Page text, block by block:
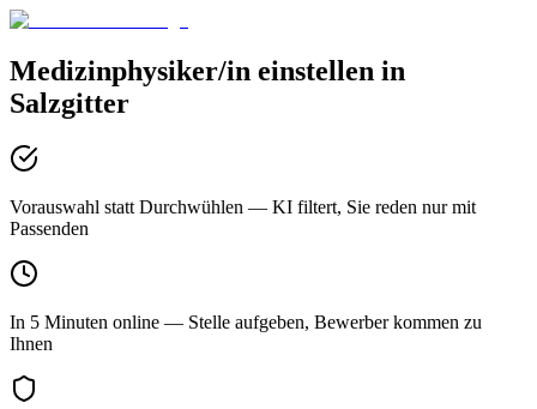
Medizinphysiker/in einstellen in
Salzgitter
Vorauswahl statt Durchwühlen — KI filtert, Sie reden nur mit
Passenden
In 5 Minuten online — Stelle aufgeben, Bewerber kommen zu
Ihnen